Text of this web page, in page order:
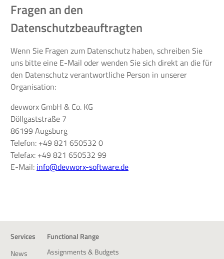
Fragen an den
Datenschutzbeauftragten
Wenn Sie Fragen zum Datenschutz haben, schreiben Sie
uns bitte eine E-Mail oder wenden Sie sich direkt an die für
den Datenschutz verantwortliche Person in unserer
Organisation:
devworx GmbH & Co. KG
Döllgaststraße 7
86199 Augsburg
Telefon: +49 821 650532 0
Telefax: +49 821 650532 99
E-Mail: info@devworx-software.de
Services
News
Functional Range
Assignments & Budgets